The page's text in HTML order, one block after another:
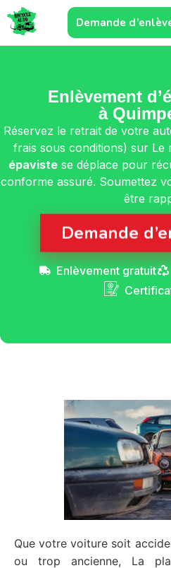
Demande
Enlèvement
à
Réservez le retrait de votre
frais sous conditions) sur Le
épavistese déplace pour
conforme assuré. Soumettez
être
Demande
Enlèvement gratuit
Que votre voiture soit
ou trop ancienne, La